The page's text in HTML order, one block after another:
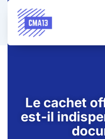
Le cachet
est-il